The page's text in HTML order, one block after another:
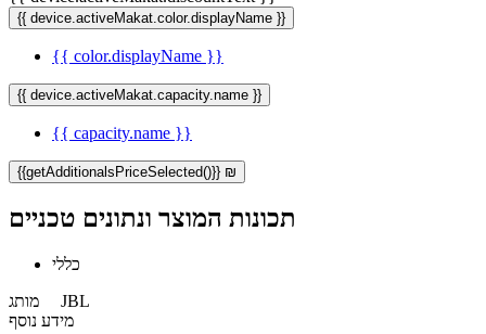
{{ device.activeMakat.color.displayName }}
{{ color.displayName }}
{{ device.activeMakat.capacity.name }}
{{ capacity.name }}
{{getAdditionalsPriceSelected()}} ₪
תכונות המוצר ונתונים טכניים
כללי
מותג JBL
מידע נוסף